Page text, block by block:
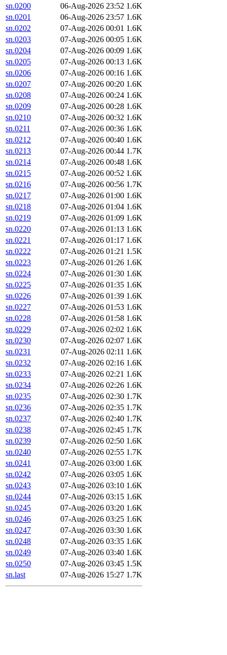
sn.0200
06-Aug-2026 23:52 1.6K
sn.0201
06-Aug-2026 23:57 1.6K
sn.0202
07-Aug-2026 00:01 1.6K
sn.0203
07-Aug-2026 00:05 1.6K
sn.0204
07-Aug-2026 00:09 1.6K
sn.0205
07-Aug-2026 00:13 1.6K
sn.0206
07-Aug-2026 00:16 1.6K
sn.0207
07-Aug-2026 00:20 1.6K
sn.0208
07-Aug-2026 00:24 1.6K
sn.0209
07-Aug-2026 00:28 1.6K
sn.0210
07-Aug-2026 00:32 1.6K
sn.0211
07-Aug-2026 00:36 1.6K
sn.0212
07-Aug-2026 00:40 1.6K
sn.0213
07-Aug-2026 00:44 1.7K
sn.0214
07-Aug-2026 00:48 1.6K
sn.0215
07-Aug-2026 00:52 1.6K
sn.0216
07-Aug-2026 00:56 1.7K
sn.0217
07-Aug-2026 01:00 1.6K
sn.0218
07-Aug-2026 01:04 1.6K
sn.0219
07-Aug-2026 01:09 1.6K
sn.0220
07-Aug-2026 01:13 1.6K
sn.0221
07-Aug-2026 01:17 1.6K
sn.0222
07-Aug-2026 01:21 1.5K
sn.0223
07-Aug-2026 01:26 1.6K
sn.0224
07-Aug-2026 01:30 1.6K
sn.0225
07-Aug-2026 01:35 1.6K
sn.0226
07-Aug-2026 01:39 1.6K
sn.0227
07-Aug-2026 01:53 1.6K
sn.0228
07-Aug-2026 01:58 1.6K
sn.0229
07-Aug-2026 02:02 1.6K
sn.0230
07-Aug-2026 02:07 1.6K
sn.0231
07-Aug-2026 02:11 1.6K
sn.0232
07-Aug-2026 02:16 1.6K
sn.0233
07-Aug-2026 02:21 1.6K
sn.0234
07-Aug-2026 02:26 1.6K
sn.0235
07-Aug-2026 02:30 1.7K
sn.0236
07-Aug-2026 02:35 1.7K
sn.0237
07-Aug-2026 02:40 1.7K
sn.0238
07-Aug-2026 02:45 1.7K
sn.0239
07-Aug-2026 02:50 1.6K
sn.0240
07-Aug-2026 02:55 1.7K
sn.0241
07-Aug-2026 03:00 1.6K
sn.0242
07-Aug-2026 03:05 1.6K
sn.0243
07-Aug-2026 03:10 1.6K
sn.0244
07-Aug-2026 03:15 1.6K
sn.0245
07-Aug-2026 03:20 1.6K
sn.0246
07-Aug-2026 03:25 1.6K
sn.0247
07-Aug-2026 03:30 1.6K
sn.0248
07-Aug-2026 03:35 1.6K
sn.0249
07-Aug-2026 03:40 1.6K
sn.0250
07-Aug-2026 03:45 1.5K
sn.last
07-Aug-2026 15:27 1.7K